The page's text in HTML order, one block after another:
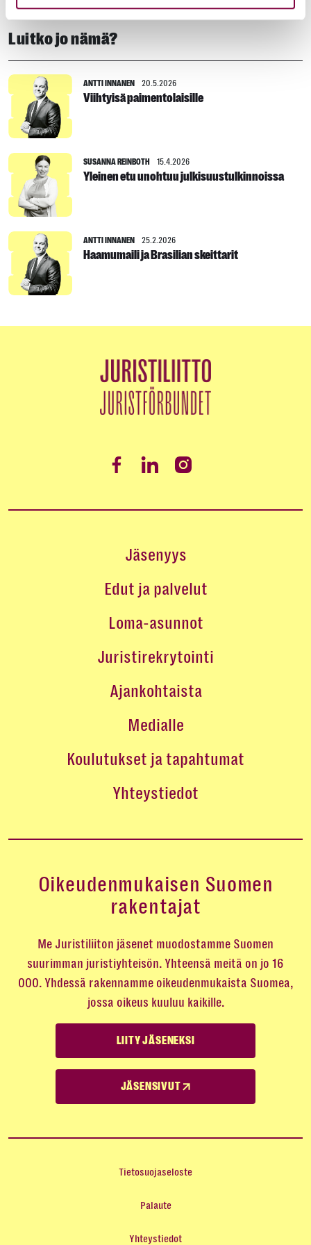
Luitko jo nämä?
ANTTI INNANEN 20.5.2026
Viihtyisä paimentolaisille
SUSANNA REINBOTH 15.4.2026
Yleinen etu unohtuu julkisuustulkinnoissa
ANTTI INNANEN 25.2.2026
Haamumaili ja Brasilian skeittarit
Jäsenyys
Edut ja palvelut
Loma-asunnot
Juristirekrytointi
Ajankohtaista
Medialle
Koulutukset ja tapahtumat
Yhteystiedot
Oikeudenmukaisen Suomen
rakentajat
Me Juristiliiton jäsenet muodostamme Suomen
suurimman juristiyhteisön. Yhteensä meitä on jo 16
000. Yhdessä rakennamme oikeudenmukaista Suomea,
jossa oikeus kuuluu kaikille.
LIITY JÄSENEKSI
JÄSENSIVUT
Tietosuojaseloste
Palaute
Yhteystiedot